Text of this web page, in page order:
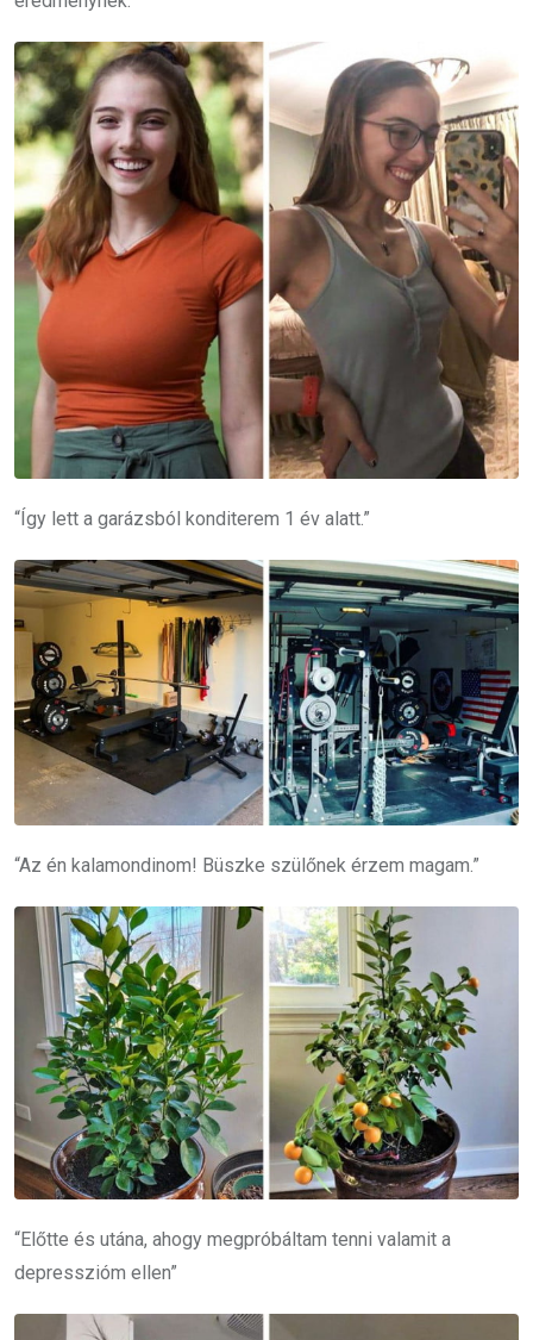
“Így lett a garázsból konditerem 1 év alatt.”
“Az én kalamondinom! Büszke szülőnek érzem magam.”
“Előtte és utána, ahogy megpróbáltam tenni valamit a
depresszióm ellen”